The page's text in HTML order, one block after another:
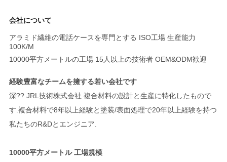
会社について
アラミド繊維の電話ケースを専門とする ISO工場 生産能力
100K/M
10000平方メートルの工場 15人以上の技術者 OEM&ODM歓迎
経験豊富なチームを擁する若い会社です
深?? JRL技術株式会社 複合材料の設計と生産に特化したもので
す.複合材料で8年以上経験と塗装/表面処理で20年以上経験を持つ
私たちのR&Dとエンジニア.
10000平方メートル 工場規模